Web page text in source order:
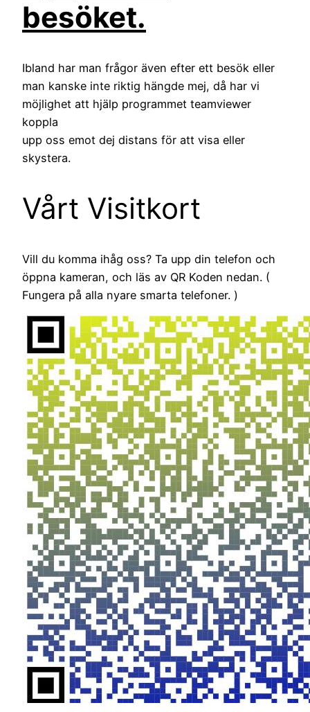
besöket.
Ibland har man frågor även efter ett besök eller
man kanske inte riktig hängde mej, då har vi
möjlighet att hjälp programmet teamviewer
koppla
upp oss emot dej distans för att visa eller
skystera.
Vårt Visitkort
Vill du komma ihåg oss? Ta upp din telefon och
öppna kameran, och läs av QR Koden nedan. (
Fungera på alla nyare smarta telefoner. )